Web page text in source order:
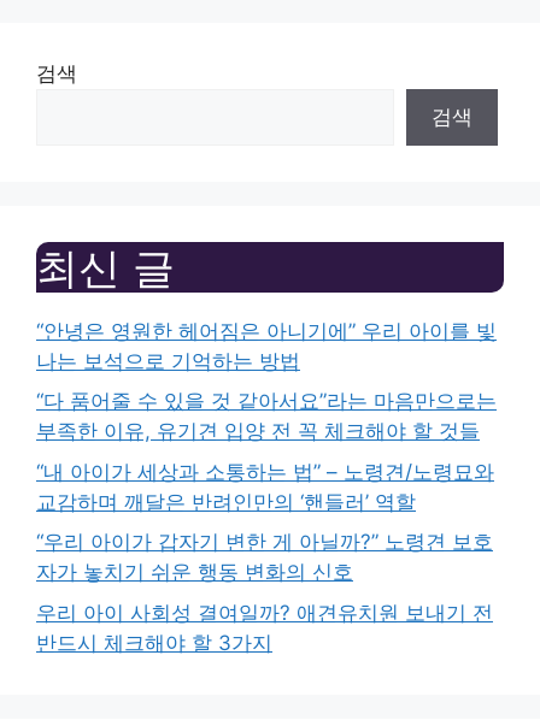
검색
검색
최신 글
“안녕은 영원한 헤어짐은 아니기에” 우리 아이를 빛
나는 보석으로 기억하는 방법
“다 품어줄 수 있을 것 같아서요”라는 마음만으로는
부족한 이유, 유기견 입양 전 꼭 체크해야 할 것들
“내 아이가 세상과 소통하는 법” – 노령견/노령묘와
교감하며 깨달은 반려인만의 ‘핸들러’ 역할
“우리 아이가 갑자기 변한 게 아닐까?” 노령견 보호
자가 놓치기 쉬운 행동 변화의 신호
우리 아이 사회성 결여일까? 애견유치원 보내기 전
반드시 체크해야 할 3가지